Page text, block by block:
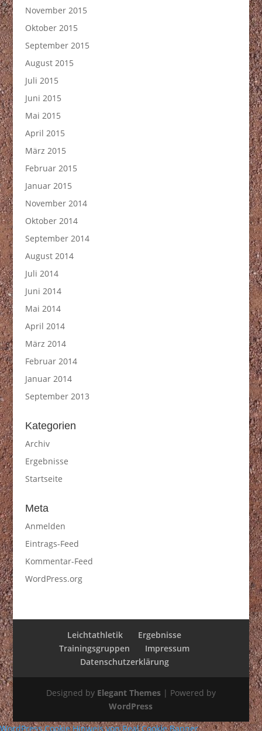
November 2015
Oktober 2015
September 2015
August 2015
Juli 2015
Juni 2015
Mai 2015
April 2015
März 2015
Februar 2015
Januar 2015
November 2014
Oktober 2014
September 2014
August 2014
Juli 2014
Juni 2014
Mai 2014
April 2014
März 2014
Februar 2014
Januar 2014
September 2013
Kategorien
Archiv
Ergebnisse
Startseite
Meta
Anmelden
Eintrags-Feed
Kommentar-Feed
WordPress.org
Leichtathletik
Ergebnisse
Trainingsgruppen
Impressum
Datenschutzerklärung
Designed by Elegant Themes| Powered by
WordPress
WordPress Cookie Hinweis von Real Cookie Banner